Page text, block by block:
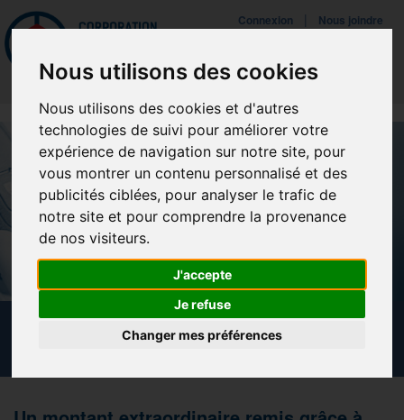
Nous utilisons des cookies
Nous utilisons des cookies et d'autres
technologies de suivi pour améliorer votre
expérience de navigation sur notre site, pour
vous montrer un contenu personnalisé et des
publicités ciblées, pour analyser le trafic de
notre site et pour comprendre la provenance
de nos visiteurs.
J'accepte
Je refuse
Changer mes préférences
Mettreà jour vos préférences de témoins
Connexion Nous joindre
NOUVELLES